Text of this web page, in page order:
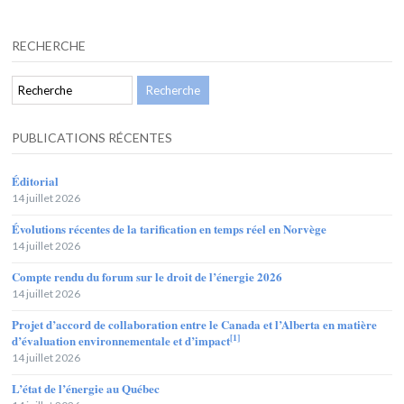
RECHERCHE
PUBLICATIONS RÉCENTES
Éditorial
14 juillet 2026
Évolutions récentes de la tarification en temps réel en Norvège
14 juillet 2026
Compte rendu du forum sur le droit de l’énergie 2026
14 juillet 2026
Projet d’accord de collaboration entre le Canada et l’Alberta en matière
d’évaluation environnementale et d’impact[1]
14 juillet 2026
L’état de l’énergie au Québec